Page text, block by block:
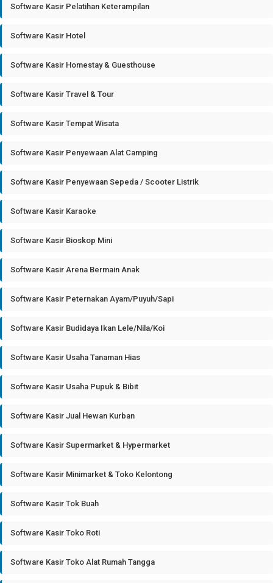
Software Kasir Pelatihan Keterampilan
Software Kasir Hotel
Software Kasir Homestay & Guesthouse
Software Kasir Travel & Tour
Software Kasir Tempat Wisata
Software Kasir Penyewaan Alat Camping
Software Kasir Penyewaan Sepeda / Scooter Listrik
Software Kasir Karaoke
Software Kasir Bioskop Mini
Software Kasir Arena Bermain Anak
Software Kasir Peternakan Ayam/Puyuh/Sapi
Software Kasir Budidaya Ikan Lele/Nila/Koi
Software Kasir Usaha Tanaman Hias
Software Kasir Usaha Pupuk & Bibit
Software Kasir Jual Hewan Kurban
Software Kasir Supermarket & Hypermarket
Software Kasir Minimarket & Toko Kelontong
Software Kasir Tok Buah
Software Kasir Toko Roti
Software Kasir Toko Alat Rumah Tangga